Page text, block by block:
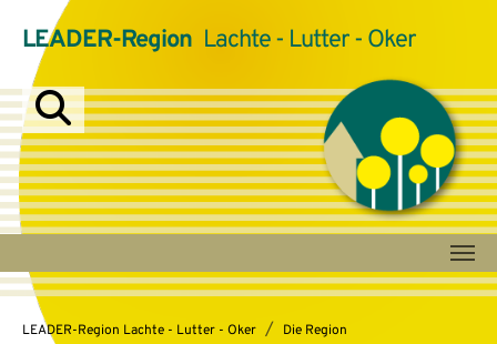
LEADER-Region Lachte - Lutter - Oker
Sie sind hier:
LEADER-Region Lachte - Lutter - Oker Die Region